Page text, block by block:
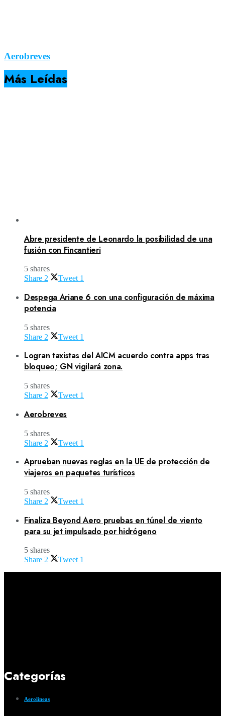
Aerobreves
Más Leídas
Abre presidente de Leonardo la posibilidad de una
fusión con Fincantieri
5 shares
Share 2 Tweet 1
Despega Ariane 6 con una configuración de máxima
potencia
5 shares
Share 2 Tweet 1
Logran taxistas del AICM acuerdo contra apps tras
bloqueo; GN vigilará zona.
5 shares
Share 2 Tweet 1
Aerobreves
5 shares
Share 2 Tweet 1
Aprueban nuevas reglas en la UE de protección de
viajeros en paquetes turísticos
5 shares
Share 2 Tweet 1
Finaliza Beyond Aero pruebas en túnel de viento
para su jet impulsado por hidrógeno
5 shares
Share 2 Tweet 1
Categorías
Aerolíneas